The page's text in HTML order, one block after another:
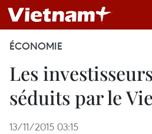
ÉCONOMIE
Les
séduits par le
13/11/2015 03:15